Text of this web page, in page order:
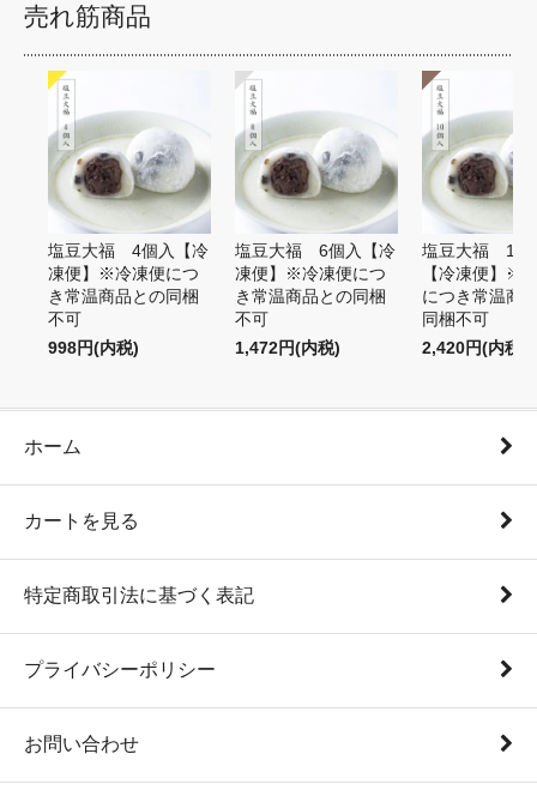
売れ筋商品
塩豆大福 4個入【冷
凍便】※冷凍便につ
き常温商品との同梱
不可
998円(内税)
塩豆大福 6個入【冷
凍便】※冷凍便につ
き常温商品との同梱
不可
1,472円(内税)
塩豆大福 10
【冷凍便】※
につき常温商
同梱不可
2,420円(内税)
ホーム
カートを見る
特定商取引法に基づく表記
プライバシーポリシー
お問い合わせ